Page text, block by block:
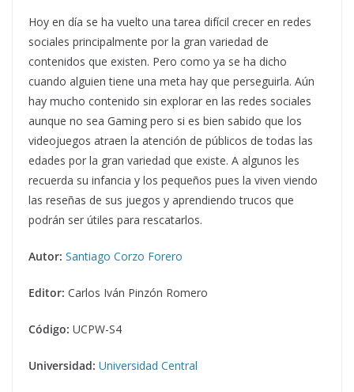
Hoy en día se ha vuelto una tarea difícil crecer en redes
sociales principalmente por la gran variedad de
contenidos que existen. Pero como ya se ha dicho
cuando alguien tiene una meta hay que perseguirla. Aún
hay mucho contenido sin explorar en las redes sociales
aunque no sea Gaming pero si es bien sabido que los
videojuegos atraen la atención de públicos de todas las
edades por la gran variedad que existe. A algunos les
recuerda su infancia y los pequeños pues la viven viendo
las reseñas de sus juegos y aprendiendo trucos que
podrán ser útiles para rescatarlos.
Autor: Santiago Corzo Forero
Editor: Carlos Iván Pinzón Romero
Código: UCPW-S4
Universidad: Universidad Central